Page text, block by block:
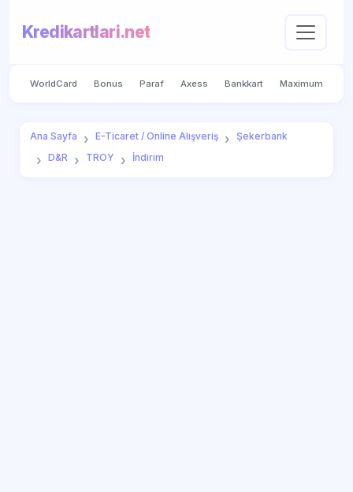
Kredikartlari.net
WorldCard Bonus Paraf Axess Bankkart Maximum
Ana Sayfa E-Ticaret / Online Alışveriş
Şekerbank
D&R
TROY İndirim